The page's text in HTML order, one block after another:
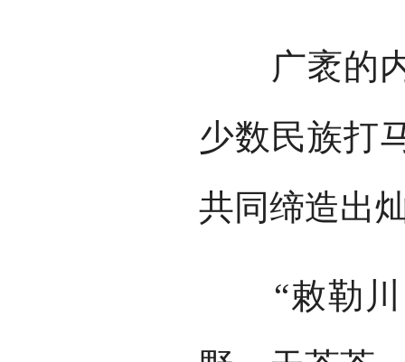
广袤的内
少数民族打
共同缔造出
“敕勒川